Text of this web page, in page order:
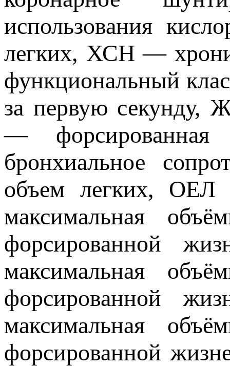
использования
легких, ХСН —
функциональный
за первую
—
бронхиальное
объем легких,
максимальная
форсированной
максимальная
форсированной
максимальная
форсированной